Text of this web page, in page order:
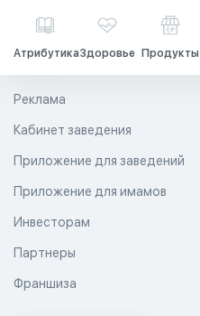
АтрибутикаЗдоровье Продукты
Реклама
Кабинет заведения
Приложение для заведений
Приложение для имамов
Инвесторам
Партнеры
Франшиза